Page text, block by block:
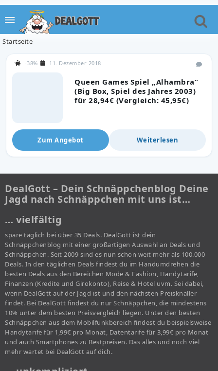
Startseite
Queen Games Spiel „Alhambra“
(Big Box, Spiel des Jahres 2003)
für 28,94€ (Vergleich: 45,95€)
-38% 11. Dezember 2018
Zum Angebot Weiterlesen
DealGott – Dein Schnäppchenblog Deine
Jagd nach Schnäppchen mit uns ist…
… vielfältig
spare täglich bei über 35 Deals. DealGott ist dein
Schnäppchenblog mit einer großartigen Auswahl an Deals und
Schnäppchen. Seit 2009 sind es nun schon weit mehr als 100.000
Deals. In den täglichen Deals findest du im Handumdrehen die
besten Deals aus den Bereichen Mode & Fashion, Handytarife,
Finanzen (Kredite und Girokonto), Reise & Hotel uvm. Sei dabei,
wenn DealGott auf der Jagd ist und den nächsten Preisknaller
findet. Bei DealGott findest du nur Schnäppchen, die mindestens
10% unter dem besten Preisvergleich liegen. Unter den besten
Schnäppchen aus dem Mobilfunkbereich findest du beispielsweise
Handytarife für 1,99€ pro Monat, Datentarife für 3,99€ pro Monat
und auch Smartphones zu Bestpreisen. Das alles und noch viel
mehr wartet bei DealGott auf dich.